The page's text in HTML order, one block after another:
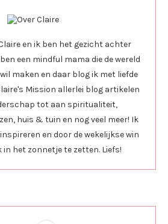
en ik ben het gezicht achter
een mindful mama die de wereld
maken en daar blog ik met liefde
Mission allerlei blog artikelen
tot aan spiritualiteit,
huis & tuin en nog veel meer! Ik
en door de wekelijkse win
in het zonnetje te zetten. Liefs!